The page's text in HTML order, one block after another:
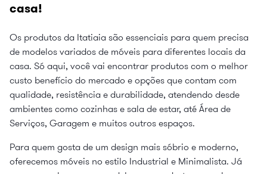
casa!
Os produtos da Itatiaia são essenciais para quem precisa
de modelos variados de móveis para diferentes locais da
casa. Só aqui, você vai encontrar produtos com o melhor
custo benefício do mercado e opções que contam com
qualidade, resistência e durabilidade, atendendo desde
ambientes como cozinhas e sala de estar, até Área de
Serviços, Garagem e muitos outros espaços.
Para quem gosta de um design mais sóbrio e moderno,
oferecemos móveis no estilo Industrial e Minimalista. Já